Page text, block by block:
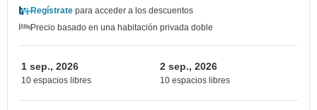
Regístrate para acceder a los descuentos
Precio basado en una habitación privada doble
1 sep., 2026
10 espacios libres
2 sep., 2026
10 espacios libres